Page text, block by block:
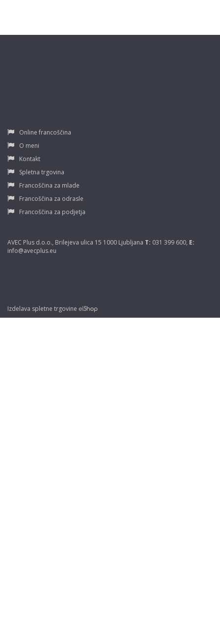
Online francoščina
O meni
Kontakt
Spletna trgovina
Francoščina za mlade
Francoščina za odrasle
Francoščina za podjetja
AVEC Plus d.o.o., Brilejeva ulica 15 1000 Ljubljana T: 031 399 600, E:
info@avecplus.eu
Izdelava spletne trgovine